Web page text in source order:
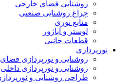
روشنایی فضای خارجی
چراغ روشنایی صنعتی
منابع نوری
لوستر و آباژور
قطعات جانبی
نورپردازی
روشنایی و نورپردازی فضای خارجی
روشنایی و نورپردازی داخلی
طراحی روشنایی و نورپردازی